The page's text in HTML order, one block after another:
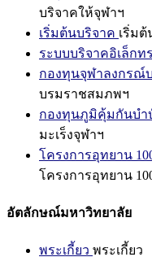
บริจาคให้จุฬาฯ
เริ่มต้นบริจาค เริ่ม
ระบบบริจาคอิเล็กท
กองทุนจุฬาลงกรณ์
บรมราชสมภพฯ
กองทุนภูมิคุ้มกันบำ
มะเร็งจุฬาฯ
โครงการอุทยาน
โครงการอุทยาน
อัตลักษณ์มหาวิทยาลัย
พระเกี้ยว พระเกี้ยว